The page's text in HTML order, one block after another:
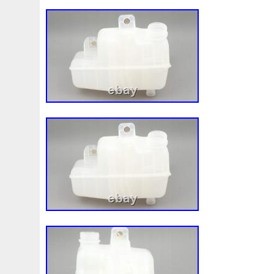
bulk order, wholesale is welcome.
2026 à 11:03:18 CET, le vendeur a
suivantes.